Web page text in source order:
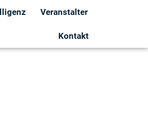
Veranstalter
Kontakt